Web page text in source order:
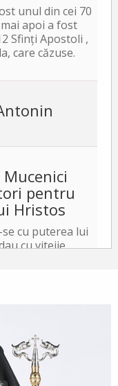
unul din cei 70
apoi a fost
Sfinți Apostoli ,
care căzuse.
pentru
Hristos
cu puterea lui
cu vitejie,
10-a după